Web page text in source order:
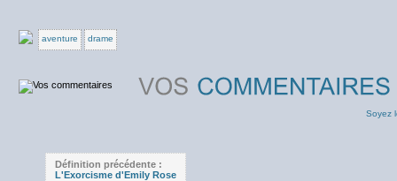
aventure drame
Soyez
Définition précédente :
L'Exorcisme d'Emily Rose